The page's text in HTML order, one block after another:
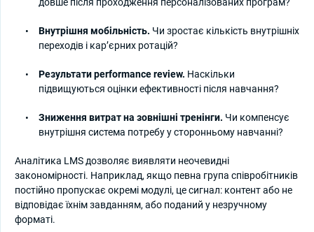
Внутрішня мобільність. Чи зростає кількість внутрішніх
переходів і кар’єрних ротацій?
Результати performance review. Наскільки
підвищуються оцінки ефективності після навчання?
Зниження витрат на зовнішні тренінги. Чи компенсує
внутрішня система потребу у сторонньому навчанні?
Аналітика LMS дозволяє виявляти неочевидні
закономірності. Наприклад, якщо певна група співробітників
постійно пропускає окремі модулі, це сигнал: контент або не
відповідає їхнім завданням, або поданий у незручному
форматі.